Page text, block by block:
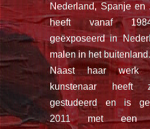
Nederland, Spanje en
heeft vanaf
geëxposeerd in
malen in het buitenland.
Naast haar werk
kunstenaar heeft
gestudeerd en is
2011 met een